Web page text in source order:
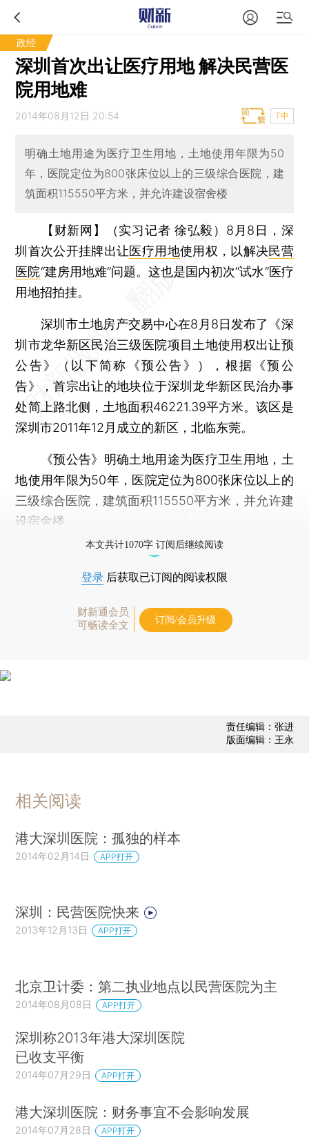
政经
深圳首次出让医疗用地 解决民营医
院用地难
2014年08月12日 20:54 T中
明确土地用途为医疗卫生用地，土地使用年限为50
年，医院定位为800张床位以上的三级综合医院，建
筑面积115550平方米，并允许建设宿舍楼
【财新网】（实习记者 徐弘毅） 8月8日，深
圳首次公开挂牌出让医疗用地使用权，以解决民营
医院“建房用地难”问题。这也是国内初次“试水”医疗
用地招拍挂。
深圳市土地房产交易中心在8月8日发布了《深
圳市龙华新区民治三级医院项目土地使用权出让预
公告》（以下简称《预公告》），根据《预公
告》，首宗出让的地块位于深圳龙华新区民治办事
处简上路北侧，土地面积46221.39平方米。该区是
深圳市2011年12月成立的新区，北临东莞。
《预公告》明确土地用途为医疗卫生用地，土
地使用年限为50年，医院定位为800张床位以上的
三级综合医院，建筑面积115550平方米，并允许建
设宿舍楼。
本文共计1070字 订阅后继续阅读
登录 后获取已订阅的阅读权限
财新通会员
可畅读全文
订阅/会员升级
责任编辑：张进
版面编辑：王永
相关阅读
港大深圳医院：孤独的样本
2014年02月14日 APP打开
深圳：民营医院快来
2013年12月13日 APP打开
北京卫计委：第二执业地点以民营医院为主
2014年08月08日 APP打开
深圳称2013年港大深圳医院
已收支平衡
2014年07月29日 APP打开
港大深圳医院：财务事宜不会影响发展
2014年07月28日 APP打开